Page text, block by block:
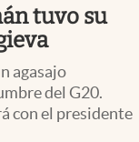
Uruguay
tuvo su
agasajo
del G20.
con el presidente